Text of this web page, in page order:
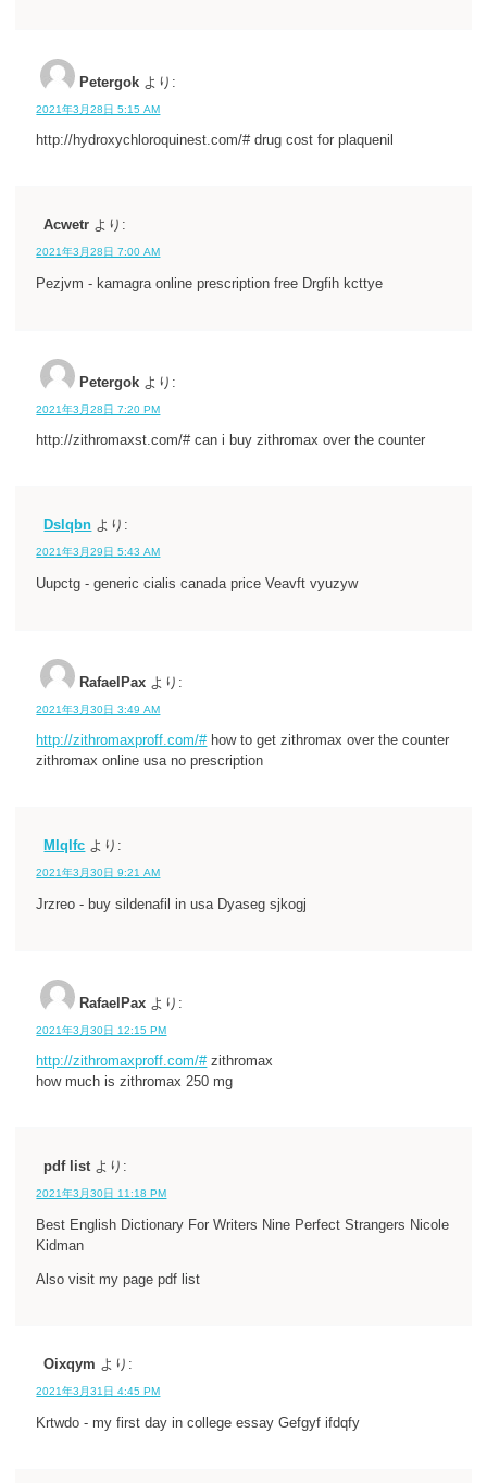
Petergok より:
2021年3月28日 5:15 AM
http://hydroxychloroquinest.com/# drug cost for plaquenil
Acwetr より:
2021年3月28日 7:00 AM
Pezjvm - kamagra online prescription free Drgfih kcttye
Petergok より:
2021年3月28日 7:20 PM
http://zithromaxst.com/# can i buy zithromax over the counter
Dslqbn より:
2021年3月29日 5:43 AM
Uupctg - generic cialis canada price Veavft vyuzyw
RafaelPax より:
2021年3月30日 3:49 AM
http://zithromaxproff.com/#how to get zithromax over the counter
zithromax online usa no prescription
Mlqlfc より:
2021年3月30日 9:21 AM
Jrzreo - buy sildenafil in usa Dyaseg sjkogj
RafaelPax より:
2021年3月30日 12:15 PM
http://zithromaxproff.com/#zithromax
how much is zithromax 250 mg
pdf list より:
2021年3月30日 11:18 PM
Best English Dictionary For Writers Nine Perfect Strangers Nicole
Kidman
Also visit my page pdf list
Oixqym より:
2021年3月31日 4:45 PM
Krtwdo - my first day in college essay Gefgyf ifdqfy